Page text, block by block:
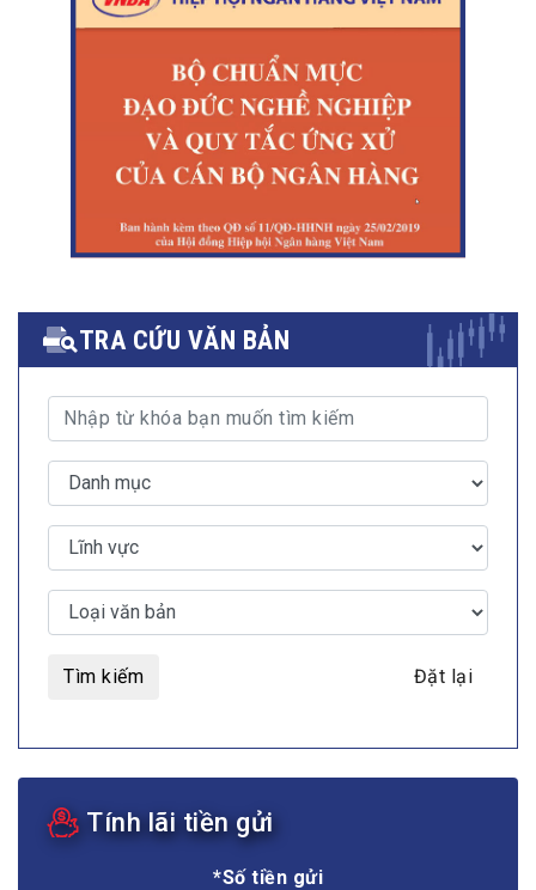
TRA CỨU VĂN BẢN
Tìm kiếm Đặt lại
Tính lãi tiền gửi
*Số tiền gửi